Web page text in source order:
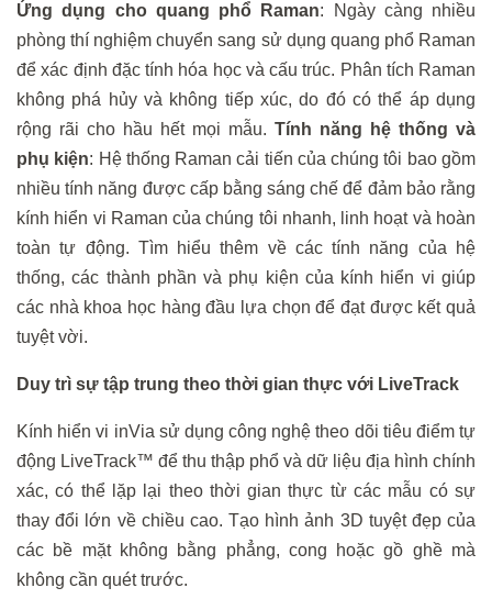
Ứng dụng cho quang phổ Raman: Ngày càng nhiều
phòng thí nghiệm chuyển sang sử dụng quang phổ Raman
để xác định đặc tính hóa học và cấu trúc. Phân tích Raman
không phá hủy và không tiếp xúc, do đó có thể áp dụng
rộng rãi cho hầu hết mọi mẫu. Tính năng hệ thống và
phụ kiện: Hệ thống Raman cải tiến của chúng tôi bao gồm
nhiều tính năng được cấp bằng sáng chế để đảm bảo rằng
kính hiển vi Raman của chúng tôi nhanh, linh hoạt và hoàn
toàn tự động. Tìm hiểu thêm về các tính năng của hệ
thống, các thành phần và phụ kiện của kính hiển vi giúp
các nhà khoa học hàng đầu lựa chọn để đạt được kết quả
tuyệt vời.
Duy trì sự tập trung theo thời gian thực với LiveTrack
Kính hiển vi inVia sử dụng công nghệ theo dõi tiêu điểm tự
động LiveTrack™ để thu thập phổ và dữ liệu địa hình chính
xác, có thể lặp lại theo thời gian thực từ các mẫu có sự
thay đổi lớn về chiều cao. Tạo hình ảnh 3D tuyệt đẹp của
các bề mặt không bằng phẳng, cong hoặc gồ ghề mà
không cần quét trước.